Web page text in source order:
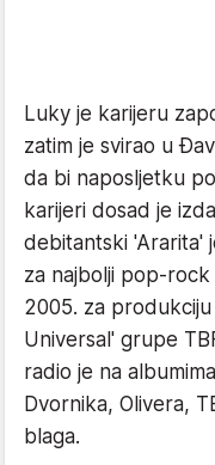
Luky je karijeru
zatim je svirao u
da bi naposljetku
karijeri dosad je
debitantski 'Ararita'
za najbolji pop-
2005. za
Universal' grupe
radio je na
Dvornika, Olivera,
blaga.